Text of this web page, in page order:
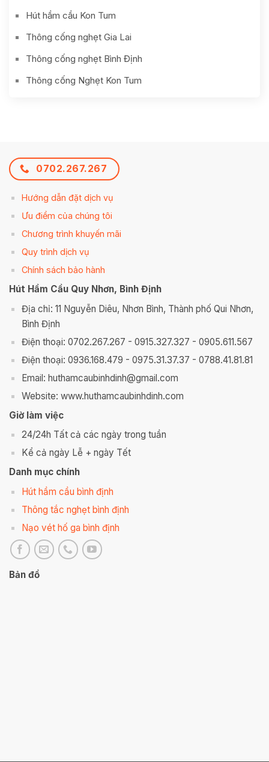
Hút hầm cầu Kon Tum
Thông cống nghẹt Gia Lai
Thông cống nghẹt Bình Định
Thông cống Nghẹt Kon Tum
0702.267.267
Hướng dẫn đặt dịch vụ
Ưu điểm của chúng tôi
Chương trình khuyến mãi
Quy trình dịch vụ
Chính sách bảo hành
Hút Hầm Cầu Quy Nhơn, Bình Định
Địa chỉ: 11 Nguyễn Diêu, Nhơn Bình, Thành phố Qui Nhơn,
Bình Định
Điện thoại: 0702.267.267 - 0915.327.327 - 0905.611.567
Điện thoại: 0936.168.479 - 0975.31.37.37 - 0788.41.81.81
Email: huthamcaubinhdinh@gmail.com
Website: www.huthamcaubinhdinh.com
Giờ làm việc
24/24h Tất cả các ngày trong tuần
Kể cả ngày Lễ + ngày Tết
Danh mục chính
Hút hầm cầu bình định
Thông tắc nghẹt bình định
Nạo vét hố ga bình định
Bản đồ